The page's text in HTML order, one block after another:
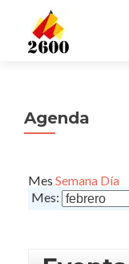
Agenda
Mes Semana Día
Mes: